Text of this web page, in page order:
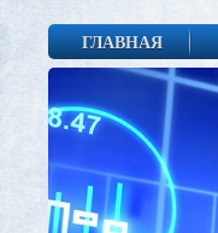
ГЛАВНАЯ